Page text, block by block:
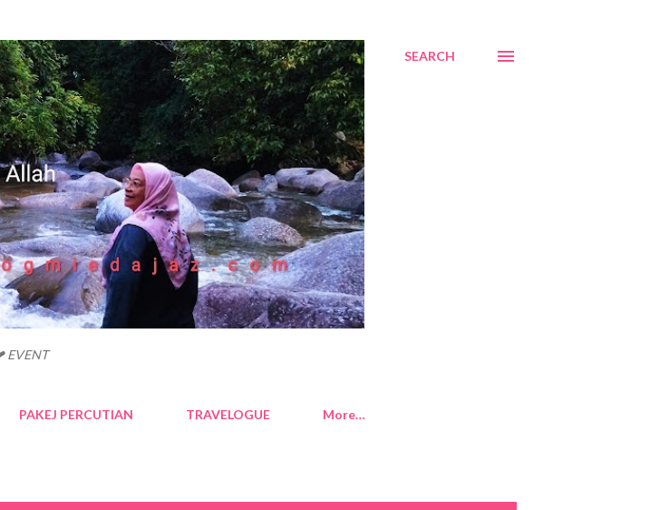
EVENT
SEARCH
PAKEJ PERCUTIAN TRAVELOGUE More…